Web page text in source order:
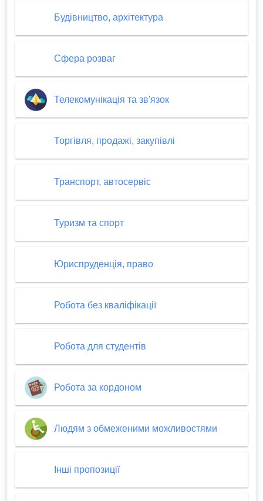
Будівництво, архітектура
Сфера розваг
Телекомунікація та зв'язок
Торгівля, продажі, закупівлі
Транспорт, автосервіс
Туризм та спорт
Юриспруденція, право
Робота без кваліфікації
Робота для студентів
Робота за кордоном
Людям з обмеженими можливостями
Інші пропозиції